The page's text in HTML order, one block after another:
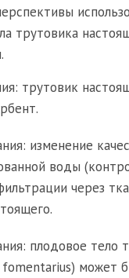
трутовика
трутовик
изменение
воды
через
плодовое тело
fomentarius) может